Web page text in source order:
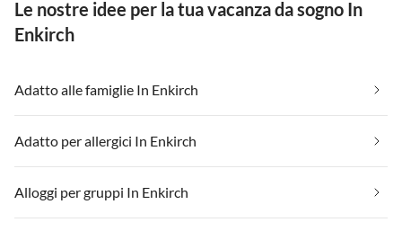
Familien und Freunde!
Le nostre idee per la tua vacanza da sogno In
Enkirch
Adatto alle famiglie In Enkirch
Adatto per allergici In Enkirch
Alloggi per gruppi In Enkirch